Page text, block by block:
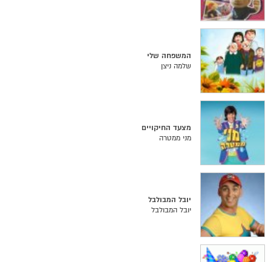
המשפחה שלי
שלמה ניצן
מצעד החיקויים
מני ממטרה
יובל המבולבל
יובל המבולבל